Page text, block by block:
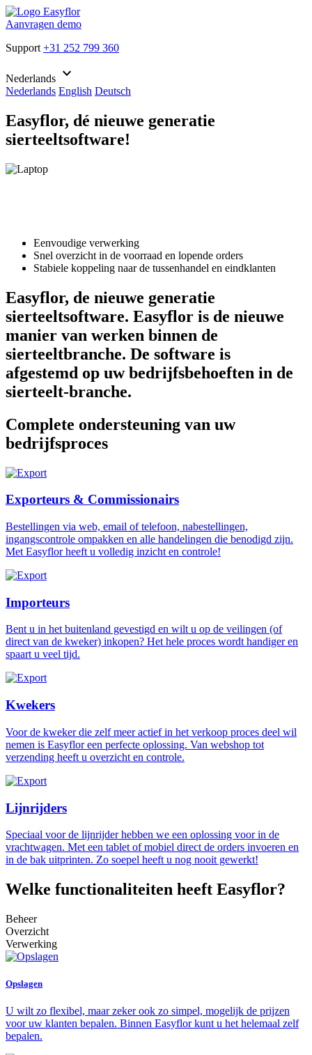
Aanvragen demo
Support +31 252 799 360
Nederlands keyboard_arrow_down
Nederlands English Deutsch
Easyflor, dé nieuwe generatie
sierteeltsoftware!
Eenvoudige verwerking
Snel overzicht in de voorraad en lopende orders
Stabiele koppeling naar de tussenhandel en eindklanten
Easyflor, de nieuwe generatie
sierteeltsoftware. Easyflor is de nieuwe
manier van werken binnen de
sierteeltbranche. De software is
afgestemd op uw bedrijfsbehoeften in de
sierteelt-branche.
Complete ondersteuning van uw
bedrijfsproces
Exporteurs & Commissionairs
Bestellingen via web, email of telefoon, nabestellingen,
ingangscontrole ompakken en alle handelingen die benodigd zijn.
Met Easyflor heeft u volledig inzicht en controle!
Importeurs
Bent u in het buitenland gevestigd en wilt u op de veilingen (of
direct van de kweker) inkopen? Het hele proces wordt handiger en
spaart u veel tijd.
Kwekers
Voor de kweker die zelf meer actief in het verkoop proces deel wil
nemen is Easyflor een perfecte oplossing. Van webshop tot
verzending heeft u overzicht en controle.
Lijnrijders
Speciaal voor de lijnrijder hebben we een oplossing voor in de
vrachtwagen. Met een tablet of mobiel direct de orders invoeren en
in de bak uitprinten. Zo soepel heeft u nog nooit gewerkt!
Welke functionaliteiten heeft Easyflor?
Beheer
Overzicht
Verwerking
Opslagen
U wilt zo flexibel, maar zeker ook zo simpel, mogelijk de prijzen
voor uw klanten bepalen. Binnen Easyflor kunt u het helemaal zelf
bepalen.